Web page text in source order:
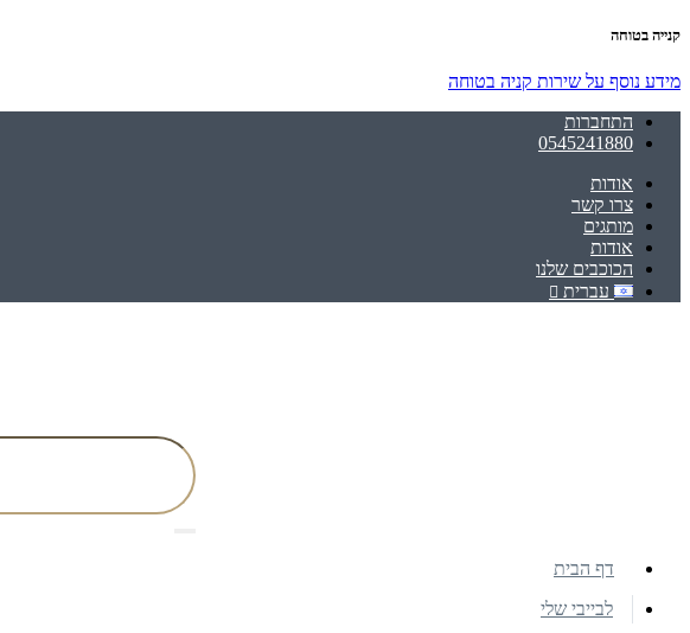
קנייה בטוחה
מידע נוסף על שירות קניה בטוחה
התחברות
0545241880
אודות
צרו קשר
מותגים
אודות
הכוכבים שלנו
עברית
דף הבית
לבייבי שלי